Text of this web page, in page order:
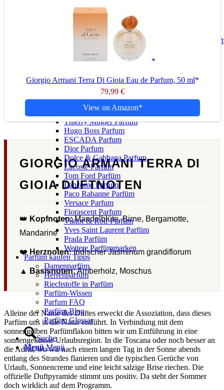
Tiefe
Parfum mit Benzoe: Balsamische Süße & warme
Harznoten
Oud Parfums für Einsteiger & Kenner: Orient trifft
Sandelholz
Vanille
Parfümmarken
Guerlain Parfum
Thierry Mugler Parfum
Hugo Boss Parfum
ESCADA Parfum
Dior Parfum
Dolce & Gabbana Parfum
Lacoste Parfum
Tom Ford Parfüm
Lancome Parfum
Paco Rabanne Parfüm
Versace Parfum
Florascent Parfum
Viktor & Rolf Parfüm
Yves Saint Laurent Parfüm
Prada Parfüm
Weitere Parfümmarken
Parfüm kaufen Tipps
Damenparfüm
Herrenparfüm
Riechstoffe in Parfüm
Parfüm-Wissen
Parfum FAQ
Parfüm Blog
Parfüm Glossar
Suche
Menü Menü
Giorgio Armani Terra Di Gioia Eau de Parfum, 50 ml
79,99 €
View on Amazon
GIORGIO ARMANI TERRA DI
GIOIA DUFTNOTEN
👑 Kopfnoten:Mandelblüte, Birne, Bergamotte,
Mandarine
❤️ Herznoten:Indischer Jasminum grandiflorum
▲ Basisnoten:Amberholz, Moschus
Alleine der Name des Duftes erweckt die Assoziation, dass dieses
Parfüm uns in die Natur entführt. In Verbindung mit dem
sonnengelben Parfümflakon bitten wir um Entführung in eine
sonnengeküsste Urlaubsregion. In die Toscana oder noch besser an
die Adria, wo wir nach einem langen Tag in der Sonne abends
entlang des Strandes flanieren und die typischen Gerüche von
Urlaub, Sonnencreme und eine leicht salzige Brise riechen. Die
offizielle Duftpyramide stimmt uns positiv. Da steht der Sommer
doch wirklich auf dem Programm.